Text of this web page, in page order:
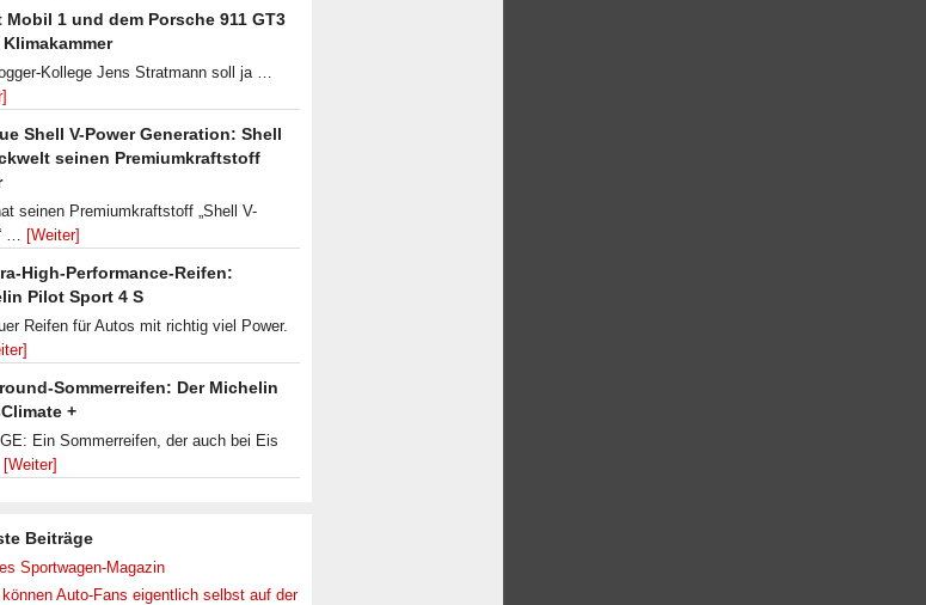
Mobil 1 und dem Porsche 911 GT3
Kollege Jens Stratmann soll ja …
Shell V-Power Generation: Shell
seinen Premiumkraftstoff
seinen Premiumkraftstoff „Shell V-
… [Weiter]
High-Performance-Reifen:
Pilot Sport 4 S
Reifen für Autos mit richtig viel Power.
Sommerreifen: Der Michelin
+
Ein Sommerreifen, der auch bei Eis
[Weiter]
Beiträge
Sportwagen-Magazin
Auto-Fans eigentlich selbst auf der